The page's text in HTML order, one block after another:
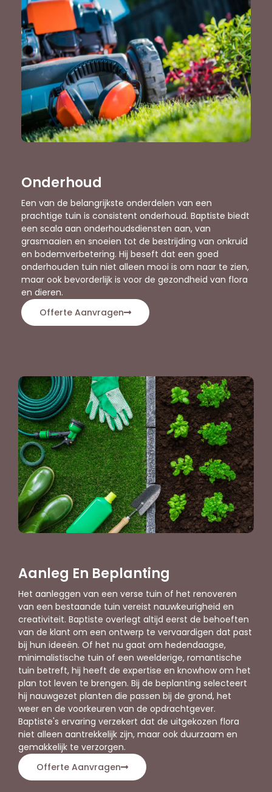
Onderhoud
Een van de belangrijkste onderdelen van een
prachtige tuin is consistent onderhoud. Baptiste biedt
een scala aan onderhoudsdiensten aan, van
grasmaaien en snoeien tot de bestrijding van onkruid
en bodemverbetering. Hij beseft dat een goed
onderhouden tuin niet alleen mooi is om naar te zien,
maar ook bevorderlijk is voor de gezondheid van flora
en dieren.
Offerte Aanvragen
Aanleg En Beplanting
Het aanleggen van een verse tuin of het renoveren
van een bestaande tuin vereist nauwkeurigheid en
creativiteit. Baptiste overlegt altijd eerst de behoeften
van de klant om een ontwerp te vervaardigen dat past
bij hun ideeën. Of het nu gaat om hedendaagse,
minimalistische tuin of een weelderige, romantische
tuin betreft, hij heeft de expertise en knowhow om het
plan tot leven te brengen. Bij de beplanting selecteert
hij nauwgezet planten die passen bij de grond, het
weer en de voorkeuren van de opdrachtgever.
Baptiste's ervaring verzekert dat de uitgekozen flora
niet alleen aantrekkelijk zijn, maar ook duurzaam en
gemakkelijk te verzorgen.
Offerte Aanvragen